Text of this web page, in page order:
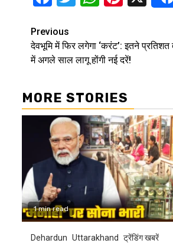
Continue
Reading
Previous
देवभूमि में फिर लगेगा ‘करंट’: इतने प्रतिशत
में अगले साल लागू होंगी नई दरें!
MORE STORIES
1 min read
Dehardun Uttarakhand
ट्रेंडिंग खबरें